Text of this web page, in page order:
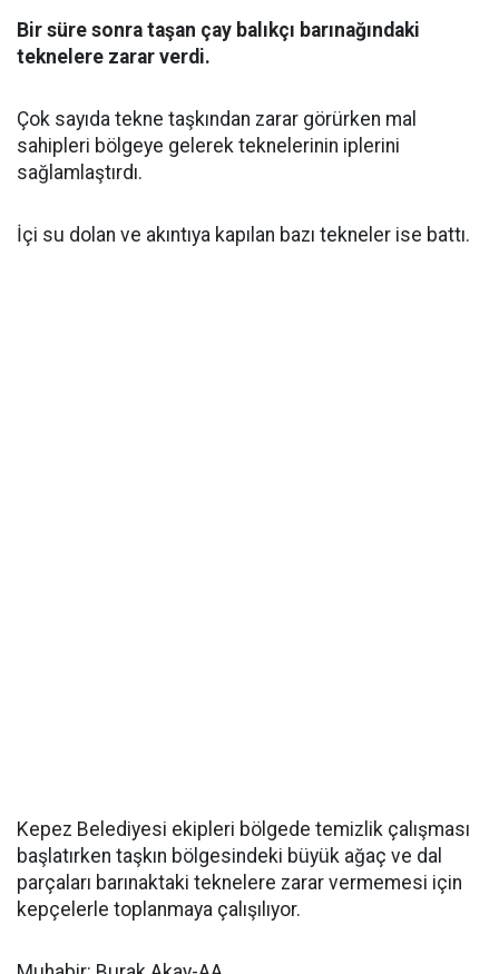
Bir süre sonra taşan çay balıkçı barınağındaki
teknelere zarar verdi.
Çok sayıda tekne taşkından zarar görürken mal
sahipleri bölgeye gelerek teknelerinin iplerini
sağlamlaştırdı.
İçi su dolan ve akıntıya kapılan bazı tekneler ise battı.
Kepez Belediyesi ekipleri bölgede temizlik çalışması
başlatırken taşkın bölgesindeki büyük ağaç ve dal
parçaları barınaktaki teknelere zarar vermemesi için
kepçelerle toplanmaya çalışılıyor.